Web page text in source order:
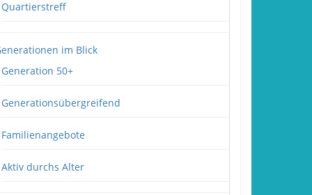
Quartierstreff
im Blick
Generation 50+
Generationsübergreifend
Familienangebote
Aktiv durchs Alter